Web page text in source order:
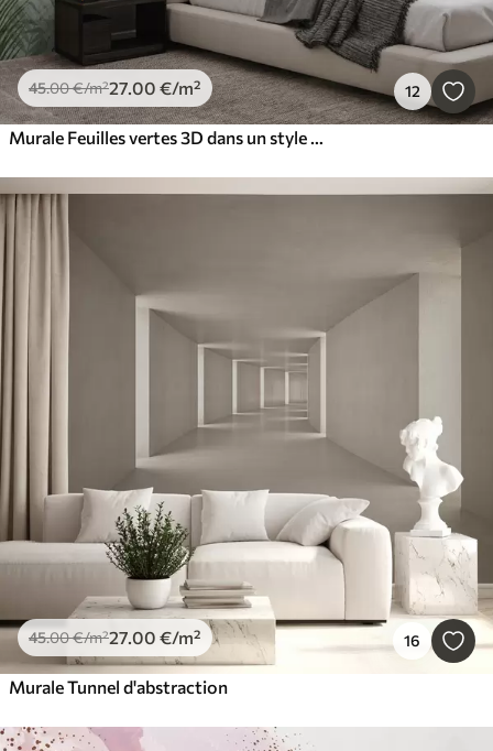
45.00€/m²27.00 €/m² 12
Murale Feuilles vertes 3D dans un style grunge
45.00€/m²27.00 €/m² 16
Murale Tunnel d'abstraction